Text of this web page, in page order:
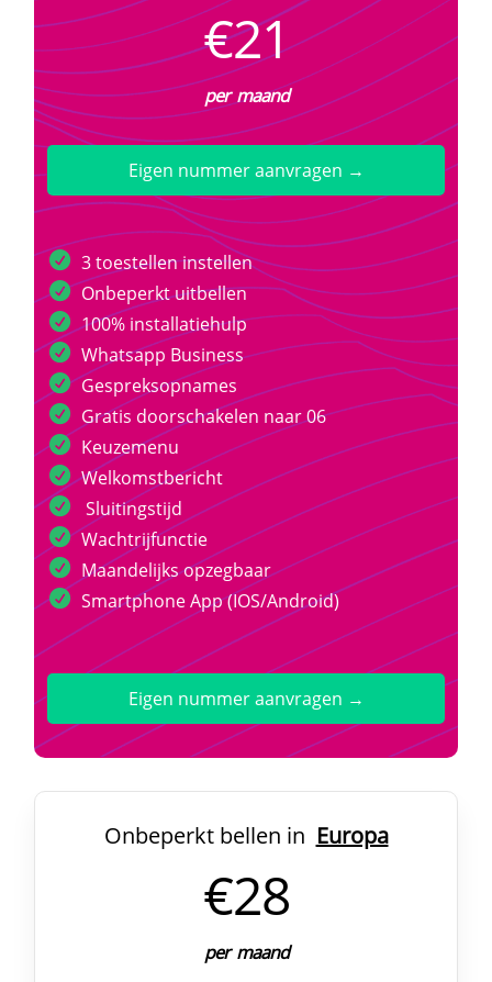
€21
per maand
Eigen nummer aanvragen →
3 toestellen instellen
Onbeperkt uitbellen
100% installatiehulp
Whatsapp Business
Gespreksopnames
Gratis doorschakelen naar 06
Keuzemenu
Welkomstbericht
Sluitingstijd
Wachtrijfunctie
Maandelijks opzegbaar
Smartphone App (IOS/Android)
Eigen nummer aanvragen →
Onbeperkt bellen in Europa
€28
per maand